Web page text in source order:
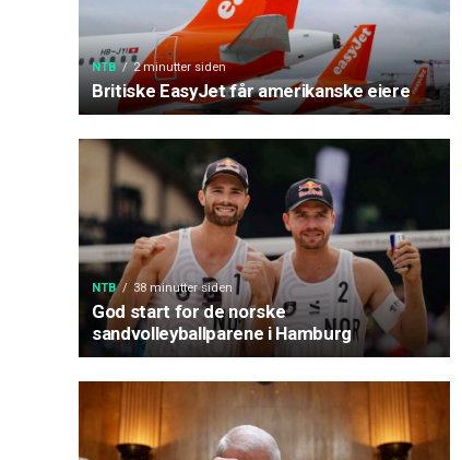
NTB 2 minutter siden
Britiske EasyJet får amerikanske eiere
NTB 38 minutter siden
God start for de norske
sandvolleyballparene i Hamburg